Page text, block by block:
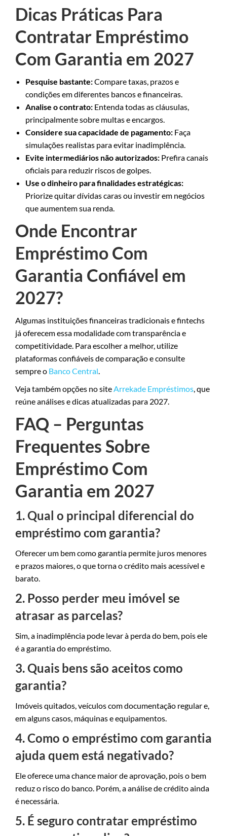
Dicas Práticas Para
Contratar Empréstimo
Com Garantia em 2027
Pesquise bastante:Compare taxas, prazos e
condições em diferentes bancos e financeiras.
Analise o contrato: Entenda todas as cláusulas,
principalmente sobre multas e encargos.
Considere sua capacidade de pagamento: Faça
simulações realistas para evitar inadimplência.
Evite intermediários não autorizados: Prefira canais
oficiais para reduzir riscos de golpes.
Use o dinheiro para finalidades estratégicas:
Priorize quitar dívidas caras ou investir em negócios
que aumentem sua renda.
Onde Encontrar
Empréstimo Com
Garantia Confiável em
2027?
Algumas instituições financeiras tradicionais e fintechs
já oferecem essa modalidade com transparência e
competitividade. Para escolher a melhor, utilize
plataformas confiáveis de comparação e consulte
sempre o Banco Central.
Veja também opções no siteArrekade Empréstimos, que
reúne análises e dicas atualizadas para 2027.
FAQ – Perguntas
Frequentes Sobre
Empréstimo Com
Garantia em 2027
1. Qual o principal diferencial do
empréstimo com garantia?
Oferecer um bem como garantia permite juros menores
e prazos maiores, o que torna o crédito mais acessível e
barato.
2. Posso perder meu imóvel se
atrasar as parcelas?
Sim, a inadimplência pode levar à perda do bem, pois ele
é a garantia do empréstimo.
3. Quais bens são aceitos como
garantia?
Imóveis quitados, veículos com documentação regular e,
em alguns casos, máquinas e equipamentos.
4. Como o empréstimo com garantia
ajuda quem está negativado?
Ele oferece uma chance maior de aprovação, pois o bem
reduz o risco do banco. Porém, a análise de crédito ainda
é necessária.
5. É seguro contratar empréstimo